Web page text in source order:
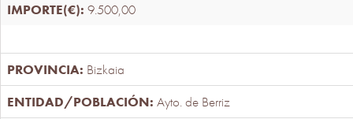
9.500,00
Bizkaia
Ayto. de Berriz